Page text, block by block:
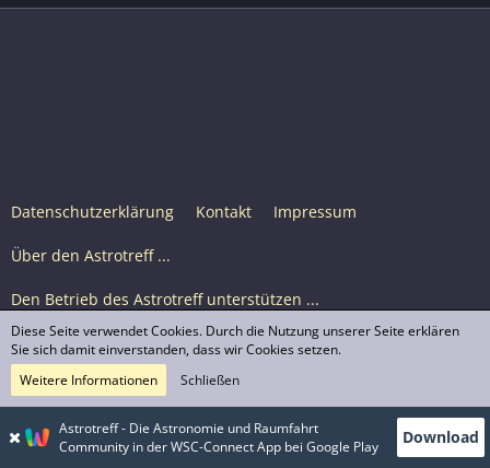
Datenschutzerklärung Kontakt Impressum
Über den Astrotreff ...
Den Betrieb des Astrotreff unterstützen ...
Nutzungsbedingungen
© Astrotreff 2001-2026, lizenziert unter CC BY-SA,
sofern für einzelne Inhalte nicht anders angegeben
Astrotreff - Die Astronomie und Raumfahrt
Community in der WSC-Connect App bei Google Play
Download
Diese Seite verwendet Cookies. Durch die Nutzung unserer Seite erklären
Sie sich damit einverstanden, dass wir Cookies setzen.
Weitere Informationen
Schließen